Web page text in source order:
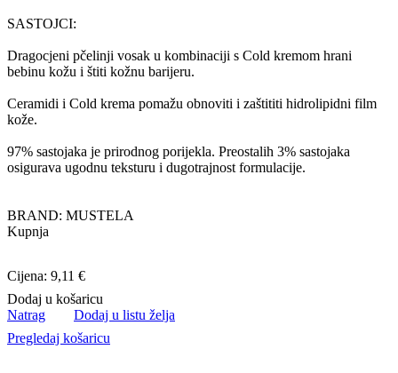
SASTOJCI:
Dragocjeni pčelinji vosak u kombinaciji s Cold kremom hrani
bebinu kožu i štiti kožnu barijeru.
Ceramidi i Cold krema pomažu obnoviti i zaštititi hidrolipidni film
kože.
97% sastojaka je prirodnog porijekla. Preostalih 3% sastojaka
osigurava ugodnu teksturu i dugotrajnost formulacije.
BRAND: MUSTELA
Kupnja
Cijena: 9,11 €
Dodaj u košaricu
Natrag
Dodaj u listu želja
Pregledaj košaricu